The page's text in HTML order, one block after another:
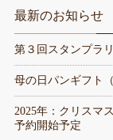
最新のお知らせ
第３回スタンプラ
母の日パンギフト
2025年：クリスマ
予約開始予定